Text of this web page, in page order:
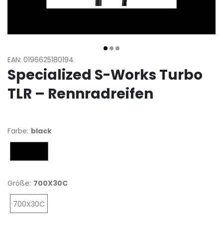
EAN: 0196625180194
Specialized S-Works Turbo
TLR – Rennradreifen
Farbe: black
Größe: 700X30C
700X30C